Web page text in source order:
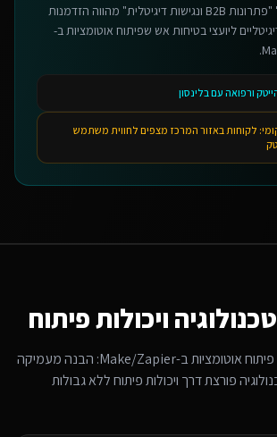
המקומי של "פתרונות B2B ונגישות דיגיטלית" מהווה הזדמנות
ליועצי בטיחות אש שפיתוח אוטומציות ב-
ורפואה עם בלינסון
לקוחות באזור המרכז מצפים לחווית משתמש
ויכולות פיתוח
פיתוח אוטומציות ב-Make/Zapier
: הבנה מעמיקה
פורצת דרך ויכולות פיתוח ללא גבולות